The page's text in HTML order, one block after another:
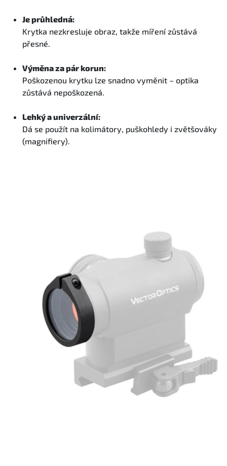
Je průhledná:
Krytka nezkresluje obraz, takže míření zůstává
přesné.
Výměna za pár korun:
Poškozenou krytku lze snadno vyměnit – optika
zůstává nepoškozená.
Lehký a univerzální:
Dá se použít na kolimátory, puškohledy i zvětšováky
(magnifiery).